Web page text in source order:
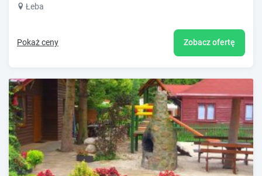
Łeba
Pokaż ceny Zobacz ofertę